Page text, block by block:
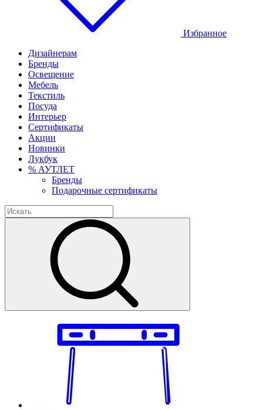
Избранное
Дизайнерам
Бренды
Освещение
Мебель
Текстиль
Посуда
Интерьер
Сертификаты
Акции
Новинки
Лукбук
% АУТЛЕТ
Бренды
Подарочные сертификаты